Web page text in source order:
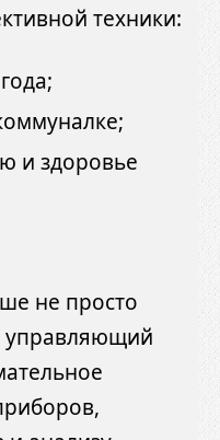
техники:
и здоровье
не просто